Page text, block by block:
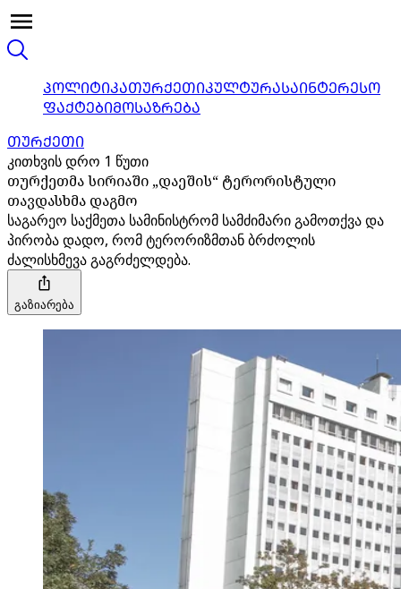
ᲞᲝᲚᲘᲢᲘᲙᲐᲗᲣᲠᲥᲔᲗᲘᲙᲣᲚᲢᲣᲠᲐᲡᲐᲘᲜᲢᲔᲠᲔᲡᲝ
ᲤᲐᲥᲢᲔᲑᲘᲛᲝᲡᲐᲖᲠᲔᲑᲐ
ᲗᲣᲠᲥᲔᲗᲘ
კითხვის დრო 1 წუთი
თურქეთმა სირიაში „დაეშის“ ტერორისტული
თავდასხმა დაგმო
საგარეო საქმეთა სამინისტრომ სამძიმარი გამოთქვა და
პირობა დადო, რომ ტერორიზმთან ბრძოლის
ძალისხმევა გაგრძელდება.
გაზიარება